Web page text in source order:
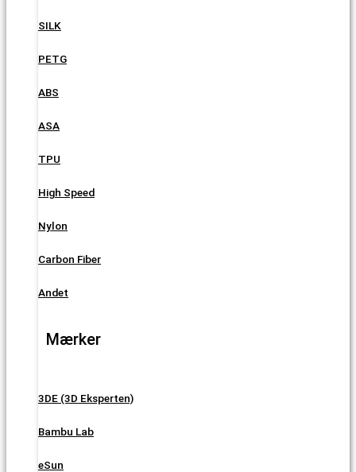
SILK
PETG
ABS
ASA
TPU
High Speed
Nylon
Carbon Fiber
Andet
Mærker
3DE (3D Eksperten)
Bambu Lab
eSun